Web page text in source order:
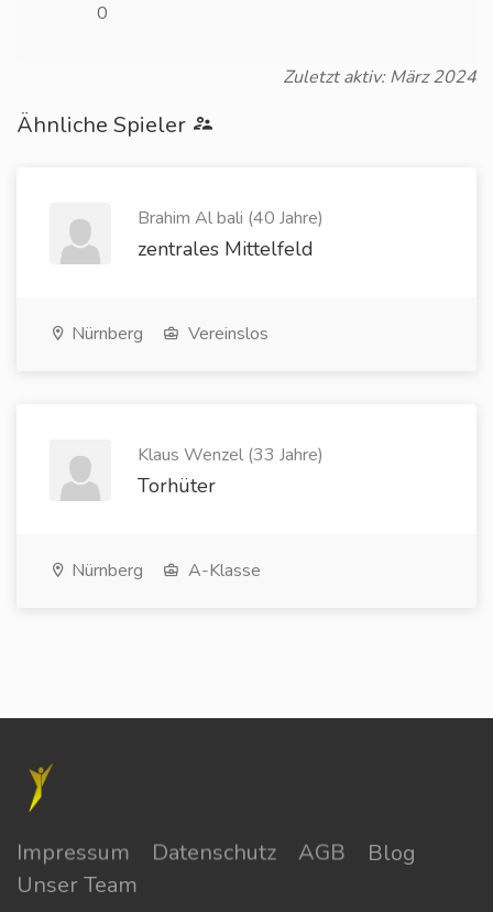
0
Zuletzt aktiv: März 2024
Ähnliche Spieler
Brahim Al bali (40 Jahre)
zentrales Mittelfeld
Nürnberg Vereinslos
Klaus Wenzel (33 Jahre)
Torhüter
Nürnberg A-Klasse
Impressum Datenschutz AGB
Blog
Unser Team